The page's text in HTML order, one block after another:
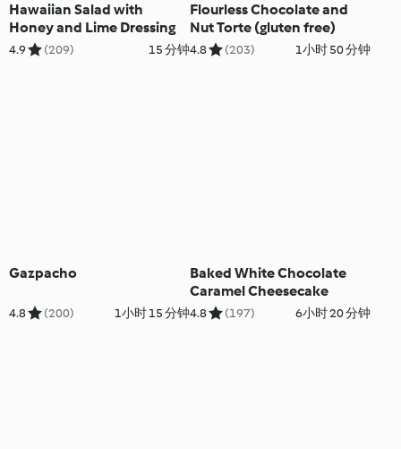
Hawaiian Salad with
Honey and Lime Dressing
4.9 (209) 15 分钟
Flourless Chocolate and
Nut Torte (gluten free)
4.8 (203) 1小时 50 分钟
Gazpacho
4.8 (200) 1小时 15 分钟
Baked White Chocolate
Caramel Cheesecake
4.8 (197) 6小时 20 分钟